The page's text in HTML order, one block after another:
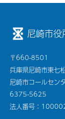
尼崎市役
〒660-8501
兵庫県尼崎市東七
尼崎市コールセ
6375-5625
法人番号：